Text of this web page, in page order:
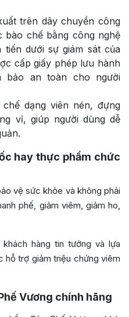
trên dây chuyền công
bào chế bằng công nghệ
dưới sự giám sát của
cấp giấy phép lưu hành
bảo an toàn cho người
dạng viên nén, đựng
vỉ, giúp người dùng dễ
hay thực phẩm chức
vệ sức khỏe và không phải
phế, giảm viêm, giảm ho,
hàng tin tưởng và lựa
hỗ trợ giảm triệu chứng viêm
Vương chính hãng